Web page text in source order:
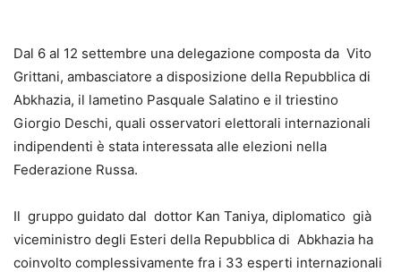
Dal 6 al 12 settembre una delegazione composta da Vito
Grittani, ambasciatore a disposizione della Repubblica di
Abkhazia, il lametino Pasquale Salatino e il triestino
Giorgio Deschi, quali osservatori elettorali internazionali
indipendenti è stata interessata alle elezioni nella
Federazione Russa.
Il gruppo guidato dal dottor Kan Taniya, diplomatico già
viceministro degli Esteri della Repubblica di Abkhazia ha
coinvolto complessivamente fra i 33 esperti internazionali